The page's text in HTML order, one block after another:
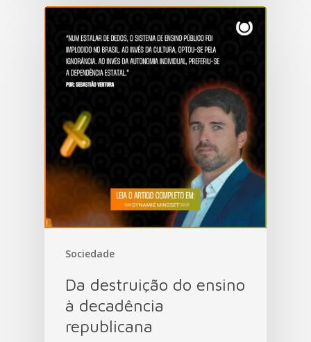
Sociedade
Da destruição do ensino
à decadência
republicana